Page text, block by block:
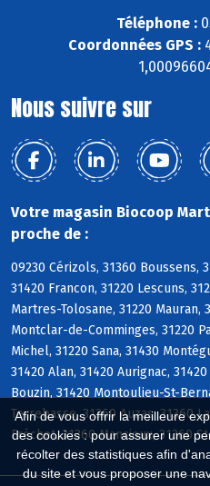
Afin de vous offrir la meilleure
des cookies : pour assurer une
récolter des statistiques afin
du site et vous proposer une
Téléphone :
Coordonnées GPS :
Nous suivre sur
Votre magasin Biocoop
proche de :
09230 Cérizols, 31360 Boussens,
31420 Francon, 31220 Lescuns,
Martres-Tolosane, 31220 Mauran,
Montclar-de-Comminges, 31220
Michel, 31220 Sana, 31430
31420 Alan, 31420 Aurignac,
Bouzin, 31420 Montoulieu-St-
Terrebasse, 31360 Auzas, 31360
Fréchet, 31360 Mancioux, 31360